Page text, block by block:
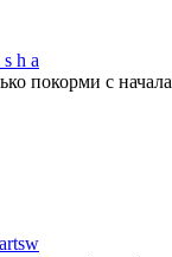
s h a
покорми с